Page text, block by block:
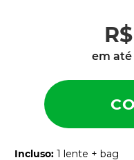
R$
em até
Incluso: 1 lente + bag